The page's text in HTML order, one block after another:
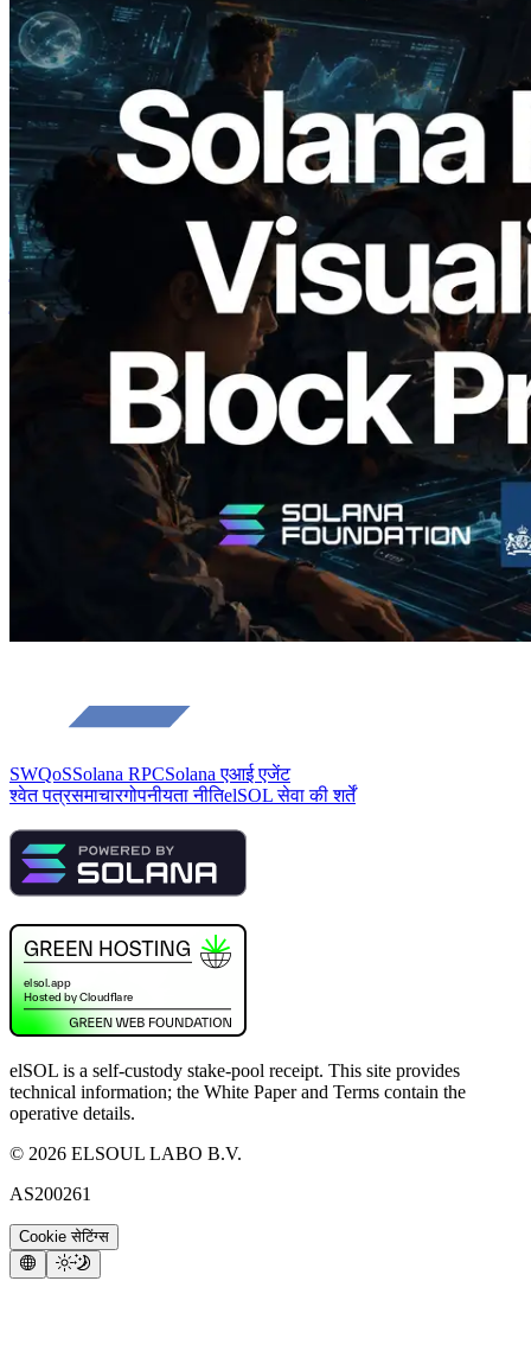
2026.05.24
Validators Solutions ने Solana Block
Analyzer लॉन्च किया — प्रति-slot ब्लॉक
उत्पादन समय और नियुक्त वैलिडेटर का
विज़ुअलाइज़ेशन
SWQoSSolana RPCSolana एआई एजेंट
श्वेत पत्रसमाचारगोपनीयता नीतिelSOL सेवा की शर्तें
elSOL is a self-custody stake-pool receipt. This site provides
technical information; the White Paper and Terms contain the
operative details.
© 2026 ELSOUL LABO B.V.
AS200261
Cookie सेटिंग्स